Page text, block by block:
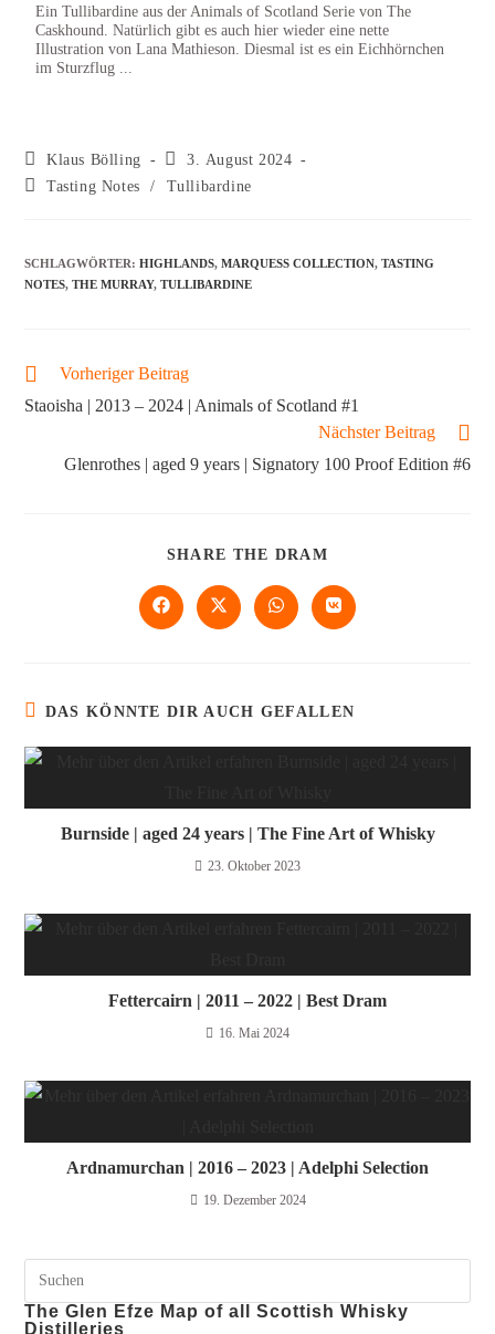
Ein Tullibardine aus der Animals of Scotland Serie von The
Caskhound. Natürlich gibt es auch hier wieder eine nette
Illustration von Lana Mathieson. Diesmal ist es ein Eichhörnchen
im Sturzflug ...
Klaus Bölling
3. August 2024
Tasting Notes
/ Tullibardine
SCHLAGWÖRTER:HIGHLANDS, MARQUESS COLLECTION, TASTING
NOTES, THE MURRAY, TULLIBARDINE
Vorheriger Beitrag
Staoisha | 2013 – 2024 | Animals of Scotland #1
Nächster Beitrag
Glenrothes | aged 9 years | Signatory 100 Proof Edition #6
SHARE THE DRAM
DAS KÖNNTE DIR AUCH GEFALLEN
Burnside | aged 24 years | The Fine Art of Whisky
23. Oktober 2023
Fettercairn | 2011 – 2022 | Best Dram
16. Mai 2024
Ardnamurchan | 2016 – 2023 | Adelphi Selection
19. Dezember 2024
The Glen Efze Map of all Scottish Whisky
Distilleries